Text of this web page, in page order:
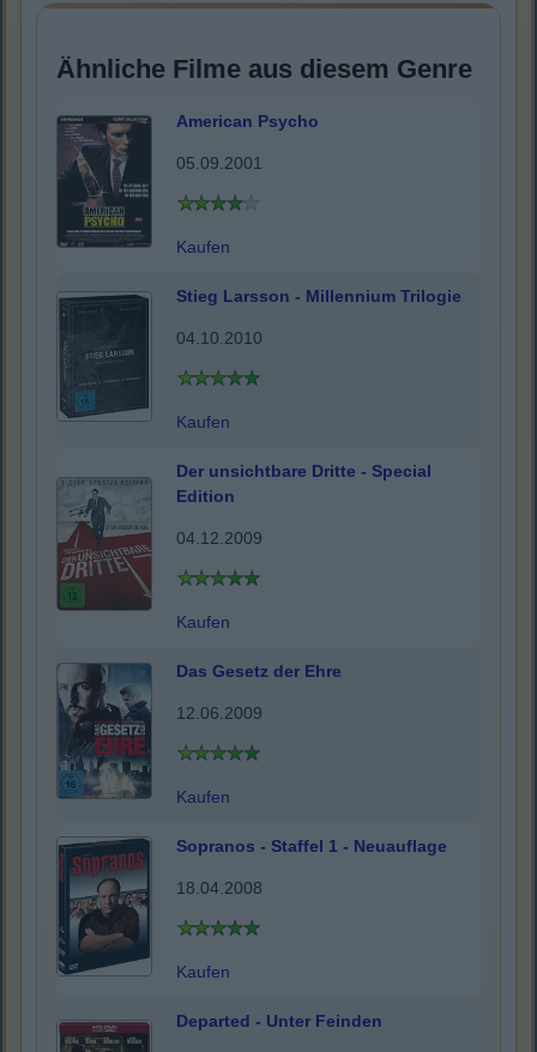
Ähnliche Filme aus diesem Genre
American Psycho
05.09.2001
Kaufen
Stieg Larsson - Millennium Trilogie
04.10.2010
Kaufen
Der unsichtbare Dritte - Special
Edition
04.12.2009
Kaufen
Das Gesetz der Ehre
12.06.2009
Kaufen
Sopranos - Staffel 1 - Neuauflage
18.04.2008
Kaufen
Departed - Unter Feinden